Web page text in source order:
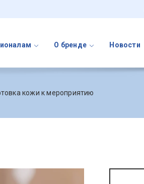
О бренде Новости
кожи к мероприятию